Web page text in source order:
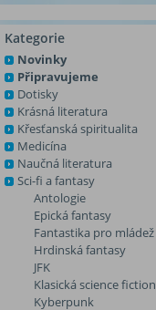
Kategorie
Novinky
Připravujeme
Dotisky
Krásná literatura
Křesťanská spiritualita
Medicína
Naučná literatura
Sci-fi a fantasy
Antologie
Epická fantasy
Fantastika pro mládež
Hrdinská fantasy
JFK
Klasická science fiction
Kyberpunk